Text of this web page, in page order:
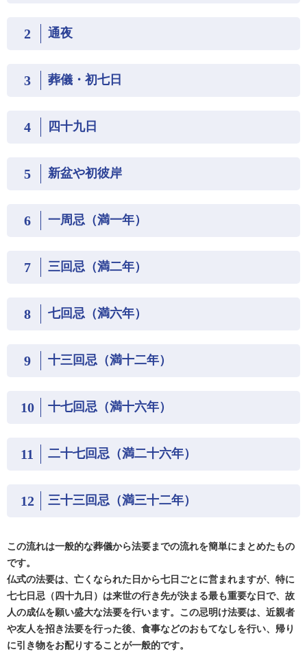
2 通夜
3 葬儀・初七日
4 四十九日
5 新盆や初彼岸
6 一周忌（満一年）
7 三回忌（満二年）
8 七回忌（満六年）
9 十三回忌（満十二年）
10 十七回忌（満十六年）
11 二十七回忌（満二十六年）
12 三十三回忌（満三十二年）
この流れは一般的な葬儀から法要までの流れを簡単にまとめたもの
です。
仏式の法要は、亡くなられた日から七日ごとに営まれますが、特に
七七日忌（四十九日）は来世の行き先が決まる最も重要な日で、故
人の成仏を願い盛大な法要を行います。この忌明け法要は、近親者
や友人を招き法要を行った後、食事などのおもてなしを行い、帰り
に引き物をお配りすることが一般的です。